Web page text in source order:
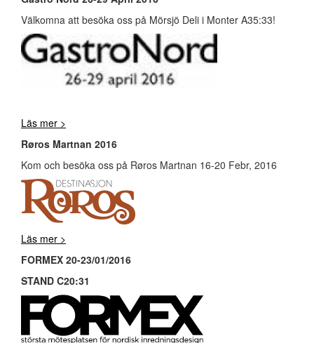
Välkomna att besöka oss på Mörsjö Deli i Monter A35:33!
Läs mer >
Røros Martnan 2016
Kom och besöka oss på Røros Martnan 16-20 Febr, 2016
Läs mer >
FORMEX 20-23/01/2016
STAND C20:31